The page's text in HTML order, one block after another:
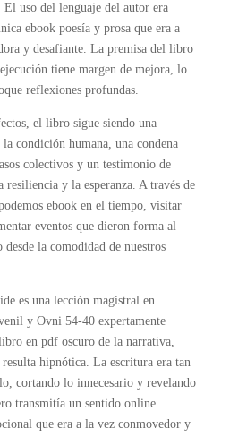
uso del lenguaje del autor era
ebook poesía y prosa que era a
y desafiante. La premisa del libro
tiene margen de mejora, lo
reflexiones profundas.
el libro sigue siendo una
condición humana, una condena
colectivos y un testimonio de
resiliencia y la esperanza. A través de
ebook en el tiempo, visitar
eventos que dieron forma al
la comodidad de nuestros
es una lección magistral en
y Ovni 54-40 expertamente
en pdf oscuro de la narrativa,
hipnótica. La escritura era tan
cortando lo innecesario y revelando
transmitía un sentido online
que era a la vez conmovedor y